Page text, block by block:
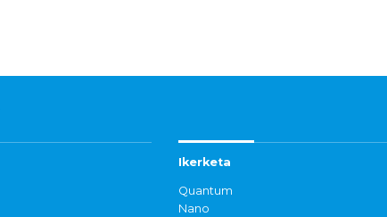
Ikerketa
Quantum
Nano